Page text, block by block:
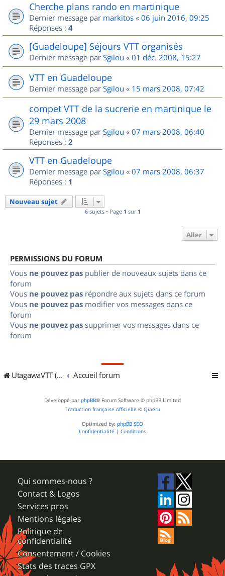
Cherche plans rando en martinique
Dernier message par markitos « 06 juin 2016, 09:25
Réponses : 4
[Guadeloupe] Séjours VTT organisés
Dernier message par Sgilou « 01 déc. 2008, 15:27
VTT en Guadeloupe
Dernier message par Sgilou « 15 mars 2008, 07:42
compet VTT de la sucrerie en martinique le
29 mars 2008
Dernier message par Sgilou « 07 mars 2008, 06:40
Réponses : 2
VTT en Guadeloupe
Dernier message par Sgilou « 07 mars 2008, 06:37
Réponses : 1
Nouveau sujet
6 sujets • Page 1 sur 1
Aller
PERMISSIONS DU FORUM
Vous ne pouvez pas publier de nouveaux sujets dans ce
forum
Vous ne pouvez pas répondre aux sujets dans ce forum
Vous ne pouvez pas modifier vos messages dans ce
forum
Vous ne pouvez pas supprimer vos messages dans ce
forum
UtagawaVTT (Randos VTT et VTTAE avec traces GPS) Accueil forum
Développé par phpBB® Forum Software © phpBB Limited
Traduction française officielle © Qiaeru
Optimized by: phpBB SEO
Confidentialité | Conditions
Qui sommes-nous ?
Contact & Logos
Services pros
Mentions légales
Politique de
confidentialité
Consentement / Cookies
Stats des traces GPX